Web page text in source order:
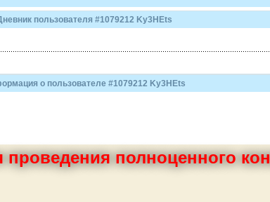
пользователя #1079212 Ky3HEts
о пользователе #1079212 Ky3HEts
полноценного